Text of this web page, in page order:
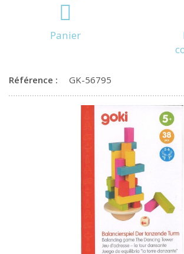
Panier
Référence : GK-56795